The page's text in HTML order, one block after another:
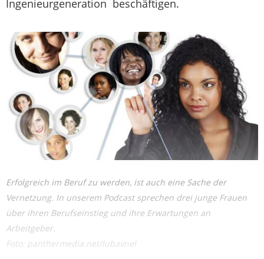
Ingenieurgeneration beschäftigen.
Erfolgreich im Beruf zu werden, ist auch eine Sache der
Vernetzung. In unserem Podcast sprechen drei junge Frauen
über ihren Berufseinstieg und ihre Erwartungen an
Arbeitgeber.
Foto: panthermedia.net/lubavnel